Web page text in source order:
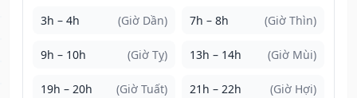
3h – 4h (Giờ Dần) 7h – 8h (Giờ Thìn)
9h – 10h (Giờ Tỵ) 13h – 14h (Giờ Mùi)
19h – 20h (Giờ Tuất) 21h – 22h (Giờ Hợi)